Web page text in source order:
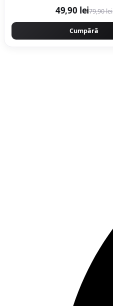
49,90 lei79,90 lei
Cumpără